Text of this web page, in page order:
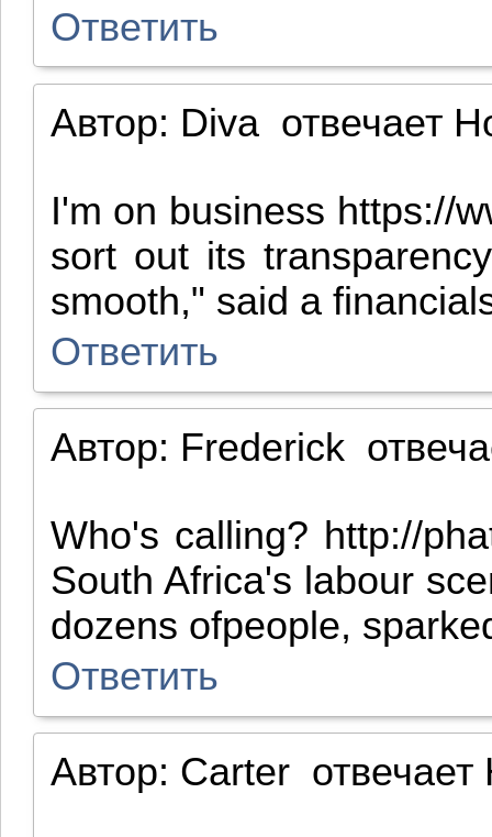
Ответить
Автор: Diva отвечает
I'm on business https://
sort out its
smooth," said a
Ответить
Автор: Frederick
Who's calling? http://
South Africa's labour
dozens ofpeople,
Ответить
Автор: Carter отвечает